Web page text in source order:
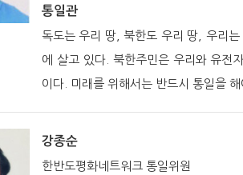
통일관
독도는 우리 땅, 북한도 우리 땅, 우리
에 살고 있다. 북한주민은 우리와 유전
이다. 미래를 위해서는 반드시 통일을 해
강종순
한반도평화네트워크 통일위원